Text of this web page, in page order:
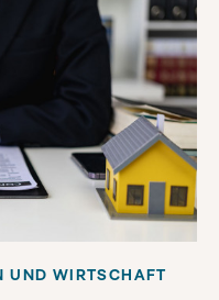
UND WIRTSCHAFT